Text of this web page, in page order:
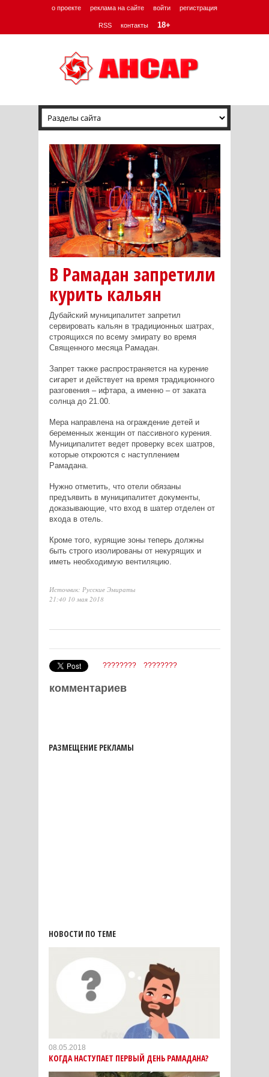
о проекте реклама на сайте войти регистрация
RSS контакты 18+
В Рамадан запретили
курить кальян
Дубайский муниципалитет запретил
сервировать кальян в традиционных шатрах,
строящихся по всему эмирату во время
Священного месяца Рамадан.
Запрет также распространяется на курение
сигарет и действует на время традиционного
разговения – ифтара, а именно – от заката
солнца до 21.00.
Мера направлена на ограждение детей и
беременных женщин от пассивного курения.
Муниципалитет ведет проверку всех шатров,
которые откроются с наступлением
Рамадана.
Нужно отметить, что отели обязаны
предъявить в муниципалитет документы,
доказывающие, что вход в шатер отделен от
входа в отель.
Кроме того, курящие зоны теперь должны
быть строго изолированы от некурящих и
иметь необходимую вентиляцию.
Источник: Русские Эмираты
21:40 10 мая 2018
???????? ????????
комментариев
РАЗМЕЩЕНИЕ РЕКЛАМЫ
НОВОСТИ ПО ТЕМЕ
08.05.2018
КОГДА НАСТУПАЕТ ПЕРВЫЙ ДЕНЬ РАМАДАНА?